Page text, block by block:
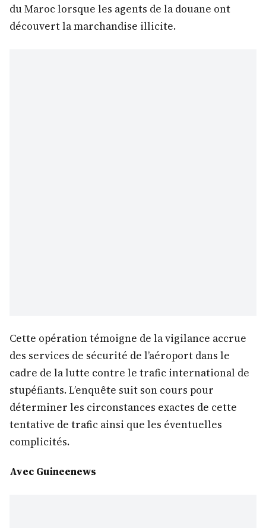
du Maroc lorsque les agents de la douane ont
découvert la marchandise illicite.
Cette opération témoigne de la vigilance accrue
des services de sécurité de l’aéroport dans le
cadre de la lutte contre le trafic international de
stupéfiants. L’enquête suit son cours pour
déterminer les circonstances exactes de cette
tentative de trafic ainsi que les éventuelles
complicités.
Avec Guineenews